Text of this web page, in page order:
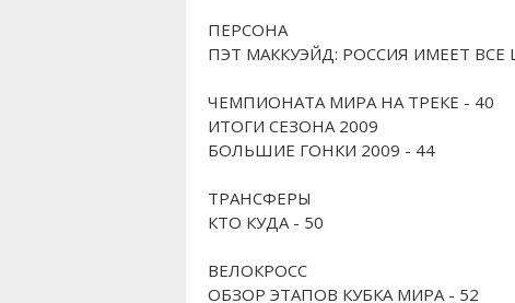
ПЕРСОНА
ПЭТ МАККУЭЙД: РОССИЯ ИМЕЕТ
ЧЕМПИОНАТА МИРА НА ТРЕКЕ - 40
ИТОГИ СЕЗОНА 2009
БОЛЬШИЕ ГОНКИ 2009 - 44
ТРАНСФЕРЫ
КТО КУДА - 50
ВЕЛОКРОСС
ОБЗОР ЭТАПОВ КУБКА МИРА - 52